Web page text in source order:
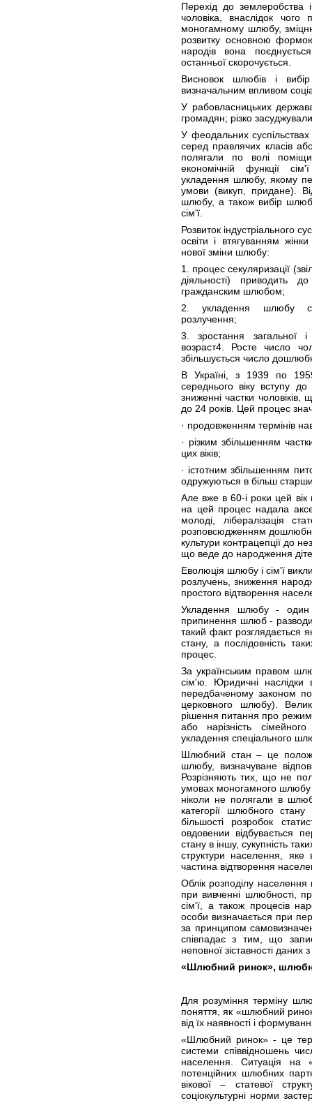
Перехід до землеробства
чоловіка, внаслідок
моногамному шлюбу,
розвитку основною
народів вона
останньої скорочується.
Висновок шлюбів і
визначальним впливом
У рабовласницьких
громадян; різко
У феодальних
серед правлячих класів
полягали по волі
економічній функції
укладення шлюбу, якому
умови (викуп, придане).
шлюбу, а також вибір
сім'ї.
Розвиток індустріального
освіти і втягуванням
нової зміни шлюбу:
1. процес секуляризації
діяльності) приводить
гражданским шлюбом;
2. укладення шлюбу
розлучення;
3. зростання загальної
возраст4. Росте число
збільшується число
В Україні, з 1939 по
середнього віку вступу
зниженні частки
до 24 років. Цей процес
· продовженням термінів
· різким збільшенням
цих віків;
· істотним збільшенням
одружуються в більш
Але вже в 60-і роки цей вік
на цей процес надала
молоді, лібералізація
розповсюдженням
культури контрацепції до
що веде до народження
Еволюція шлюбу і сім'ї
розлучень, зниження
простого відтворення
Укладення шлюбу - один
припинення шлюб -
такий факт розглядається
стану, а послідовність
процес.
За українським правом
сім'ю. Юридичні
передбаченому законом
церковного шлюбу).
рішення питання про
або нарізність
укладення спеціального
Шлюбний стан – це
шлюбу, визначуване
Розрізняють тих, що не
умовах моногамного
ніколи не полягали в
категорії шлюбного
більшості розробок
овдовении відбувається
стану в іншу, сукупність
структури населення, яке
частина відтворення
Облік розподілу
при вивченні шлюбності,
сім'ї, а також процесів
особи визначається при
за принципом
співпадає з тим, що
неповної зіставності даних
«Шлюбний ринок»,
Для розуміння терміну
поняття, як «шлюбний
від їх наявності і
«Шлюбний ринок» - це
системи співвідношень
населення. Ситуація на
потенційних шлюбних
вікової – статевої
соціокультурні норми